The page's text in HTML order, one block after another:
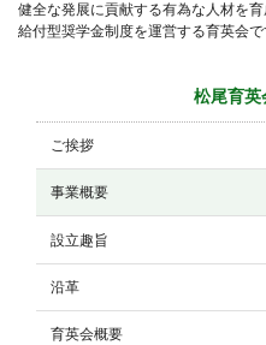
健全な発展に貢献する有為な人材を
給付型奨学金制度を運営する育英会で
松尾育英
ご挨拶
事業概要
設立趣旨
沿革
育英会概要